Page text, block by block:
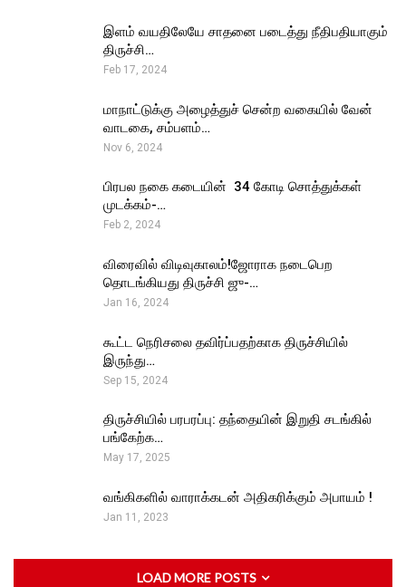
இளம் வயதிலேயே சாதனை படைத்து நீதிபதியாகும்
திருச்சி…
Feb 17, 2024
மாநாட்டுக்கு அழைத்துச் சென்ற வகையில் வேன்
வாடகை, சம்பளம்…
Nov 6, 2024
பிரபல நகை கடையின் ₹ 34 கோடி சொத்துக்கள்
முடக்கம்-…
Feb 2, 2024
விரைவில் விடிவுகாலம்!ஜோராக நடைபெற
தொடங்கியது திருச்சி ஜு-…
Jan 16, 2024
கூட்ட நெரிசலை தவிர்ப்பதற்காக திருச்சியில்
இருந்து…
Sep 15, 2024
திருச்சியில் பரபரப்பு: தந்தையின் இறுதி சடங்கில்
பங்கேற்க…
May 17, 2025
வங்கிகளில் வாராக்கடன் அதிகரிக்கும் அபாயம் !
Jan 11, 2023
LOAD MORE POSTS